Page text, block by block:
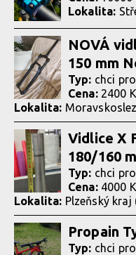
Lokalita:
NOVÁ
150 mm
Typ: chci
Cena: 2400
Lokalita:
Vidlice X
180/160
Typ: chci
Cena: 4000
Lokalita: Plzeňský kraj
Propain
Typ: chci